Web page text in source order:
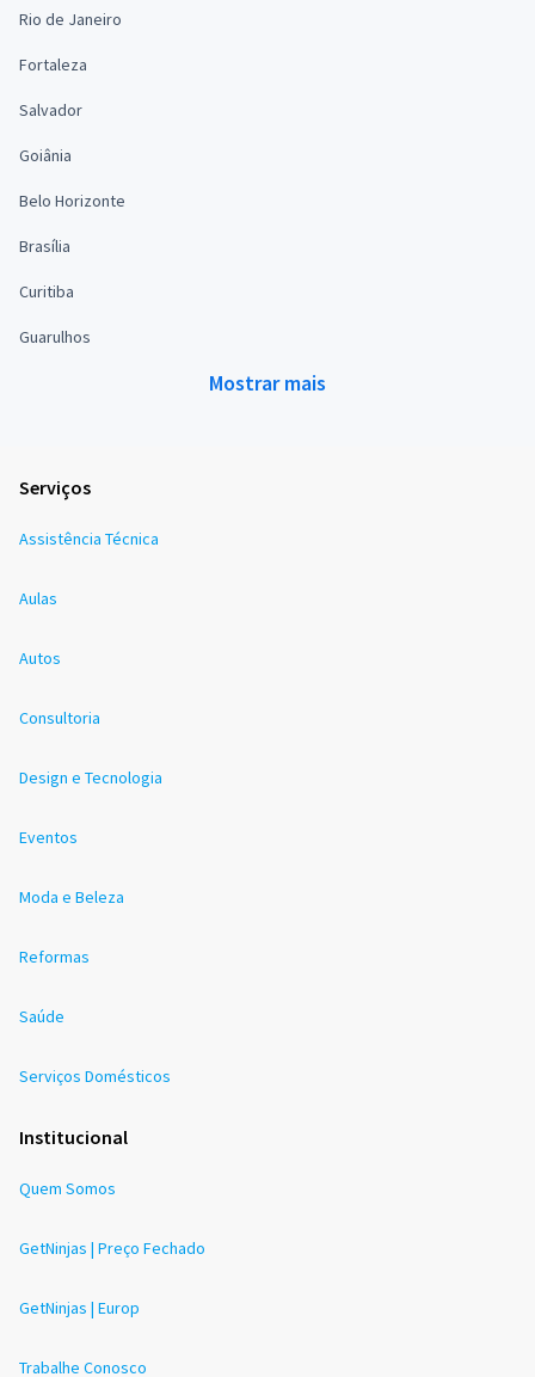
Rio de Janeiro
Fortaleza
Salvador
Goiânia
Belo Horizonte
Brasília
Curitiba
Guarulhos
Mostrar mais
Serviços
Assistência Técnica
Aulas
Autos
Consultoria
Design e Tecnologia
Eventos
Moda e Beleza
Reformas
Saúde
Serviços Domésticos
Institucional
Quem Somos
GetNinjas | Preço Fechado
GetNinjas | Europ
Trabalhe Conosco